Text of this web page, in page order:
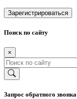
Зарегистрироваться
Поиск по сайту
×
Запрос обратного звонка